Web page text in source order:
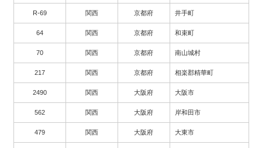
R-69 関西 京都府 井手町
64 関西 京都府 和束町
70 関西 京都府 南山城村
217 関西 京都府 相楽郡精華町
2490 関西 大阪府 大阪市
562 関西 大阪府 岸和田市
479 関西 大阪府 大東市